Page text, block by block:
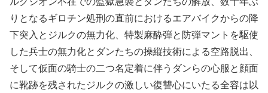
りとなるギロチン処刑の直前におけるエアバイクからの降
下突入とジルクの無力化、特製麻酔弾と防弾マントを駆使
した兵士の無力化とダンたちの操縦技術による空路脱出、
そして仮面の騎士の二つ名定着に伴うダンらの心服と顔面
に靴跡を残されたジルクの激しい復讐心にいたる全容は以